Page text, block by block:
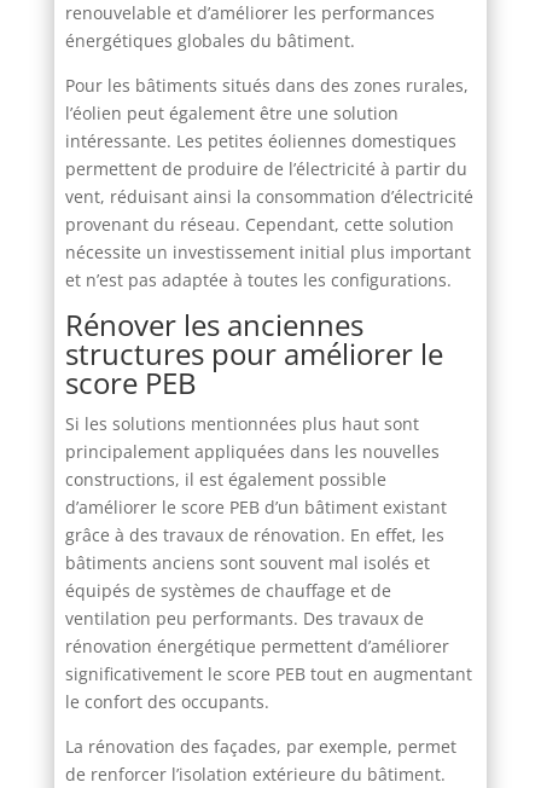
renouvelable et d’améliorer les performances
énergétiques globales du bâtiment.
Pour les bâtiments situés dans des zones rurales,
l’éolien peut également être une solution
intéressante. Les petites éoliennes domestiques
permettent de produire de l’électricité à partir du
vent, réduisant ainsi la consommation d’électricité
provenant du réseau. Cependant, cette solution
nécessite un investissement initial plus important
et n’est pas adaptée à toutes les configurations.
Rénover les anciennes
structures pour améliorer le
score PEB
Si les solutions mentionnées plus haut sont
principalement appliquées dans les nouvelles
constructions, il est également possible
d’améliorer le score PEB d’un bâtiment existant
grâce à des travaux de rénovation. En effet, les
bâtiments anciens sont souvent mal isolés et
équipés de systèmes de chauffage et de
ventilation peu performants. Des travaux de
rénovation énergétique permettent d’améliorer
significativement le score PEB tout en augmentant
le confort des occupants.
La rénovation des façades, par exemple, permet
de renforcer l’isolation extérieure du bâtiment.